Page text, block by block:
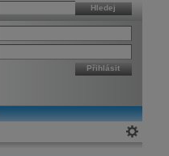
Hledej
Přihlásit